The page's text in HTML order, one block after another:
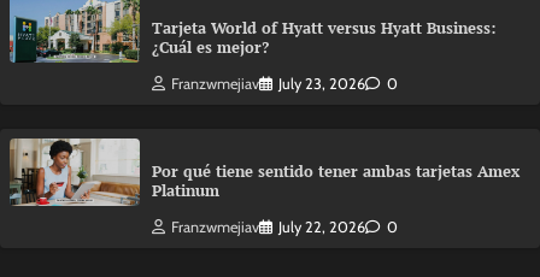
Tarjeta World of Hyatt versus Hyatt Business:
¿Cuál es mejor?
Franzwmejiav July 23, 2026 0
Por qué tiene sentido tener ambas tarjetas Amex
Platinum
Franzwmejiav July 22, 2026 0